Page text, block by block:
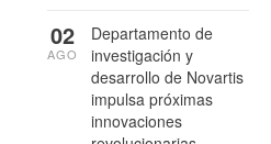
Departamento de
investigación y
desarrollo de Novartis
impulsa próximas
innovaciones
02
AGO